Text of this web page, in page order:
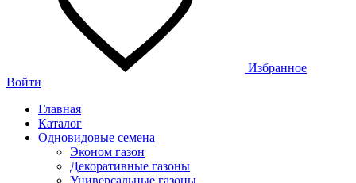
Избранное
Войти
Главная
Каталог
Одновидовые семена
Эконом газон
Декоративные газоны
Универсальные газоны